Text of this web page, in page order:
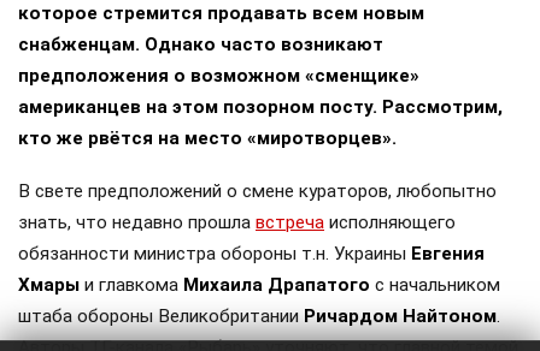
которое стремится продавать всем новым
снабженцам. Однако часто возникают
предположения о возможном «сменщике»
американцев на этом позорном посту. Рассмотрим,
кто же рвётся на место «миротворцев».
В свете предположений о смене кураторов, любопытно
знать, что недавно прошла встреча исполняющего
обязанности министра обороны т.н. Украины Евгения
Хмары и главкома Михаила Драпатого с начальником
штаба обороны Великобритании Ричардом Найтоном.